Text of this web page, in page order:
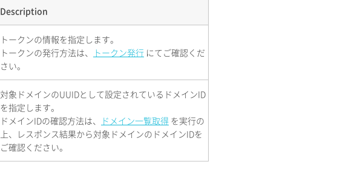
Description
トークンの情報を指定します。
トークンの発行方法は、
トークン発行 にてご確認くだ
さい。
対象ドメインのUUIDとして設定されているドメインID
を指定します。
ドメインIDの確認方法は、
ドメイン一覧取得 を実行の
上、レスポンス結果から対象ドメインのドメインIDを
ご確認ください。